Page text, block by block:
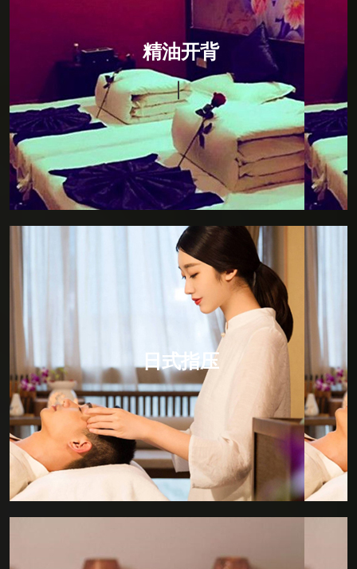
精油开背
精油开背
开精油SPA疏通豚部疏通四肢油压盛部保养除湿共计
150分钟，柔和的手法，贴心的服务，华贵的私人护理
贵宾室，让阁下尽可享受独立的私人空间，暂且挥别急
促的都市节奏。以畅快的感官之旅，来唤醒您的每一寸
肌肤，感受全身心的放松。
日式指压
日式指压
日式指压，所谓“日式按摩”是以中医推拿为基本的手
法。因为中国文化对日本的影响是根深蒂固的。日式按
摩就是点道手法的具体应用，所以日式按摩的主要作用
点就是人体的动脉血管，通过人体动脉血管的三玄性空
间运动规律对人体的经脉进行比较有效的调节，所以日
式按摩是比较简单的，但却是寓意深刻的保健按摩方
法。